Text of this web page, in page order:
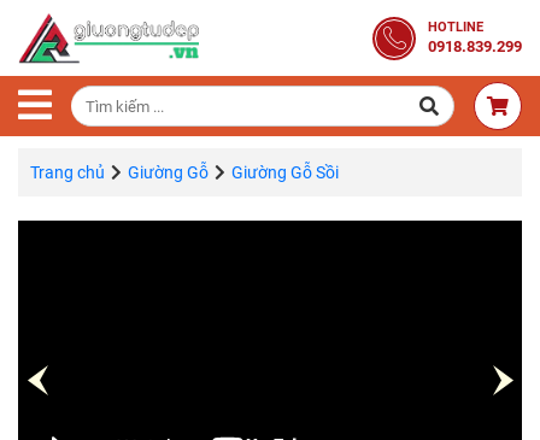
HOTLINE
0918.839.299
Trang
Chủ
Combo
Phòng
Ngủ
Trang chủ Giường Gỗ Giường Gỗ Sồi